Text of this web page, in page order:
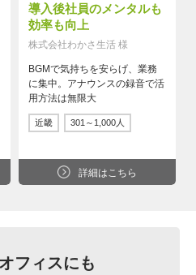
導入後社員のメンタルも
効率も向上
株式会社わかさ生活 様
BGMで気持ちを安らげ、業務
に集中。アナウンスの録音で活
用方法は無限大
近畿 301～1,000人
詳細はこちら
フィスにも